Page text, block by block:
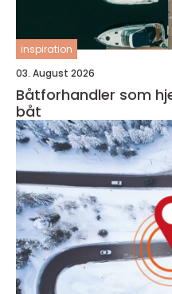
inspiration
03. August 2026
Båtforhandler som
båt